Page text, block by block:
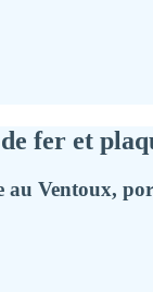
fer et
Ventoux,